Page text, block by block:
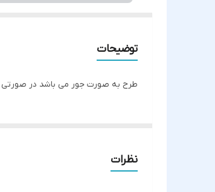
توضیحات
طرح به صورت جور می باشد در صورتی که طرحی مد
نظرات